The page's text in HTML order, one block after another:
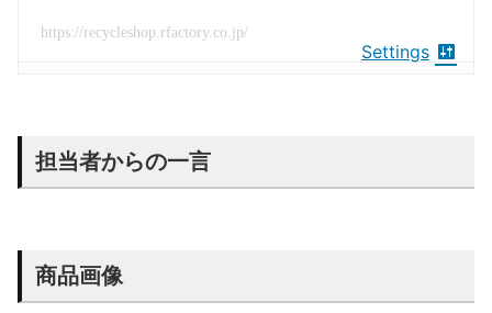
https://recycleshop.rfactory.co.jp/
Settings
担当者からの一言
商品画像